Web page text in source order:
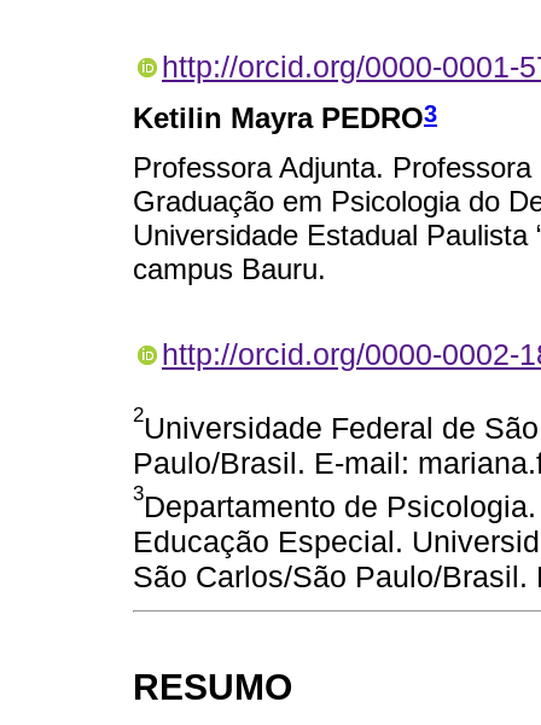
http://orcid.org/0000-0001-
Ketilin Mayra PEDRO3
Professora Adjunta.
Graduação em Psicologia do
Universidade Estadual Paulista
campus Bauru.
http://orcid.org/0000-0002-
2Universidade Federal de
Paulo/Brasil. E-mail:
3Departamento de
Educação Especial.
São Carlos/São Paulo/
RESUMO